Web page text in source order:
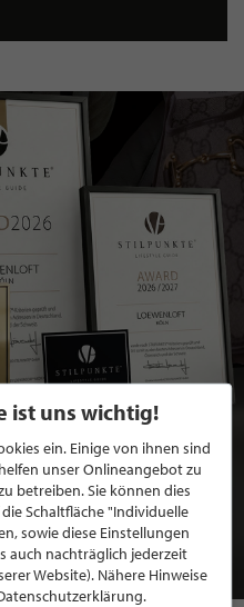
FÜR EINE GRATIS
STILPUNKTE®
BEWERBEN
ist uns wichtig!
ein. Einige von ihnen sind
unser Onlineangebot zu
betreiben. Sie können dies
Schaltfläche "Individuelle
sowie diese Einstellungen
auch nachträglich jederzeit
Website). Nähere Hinweise